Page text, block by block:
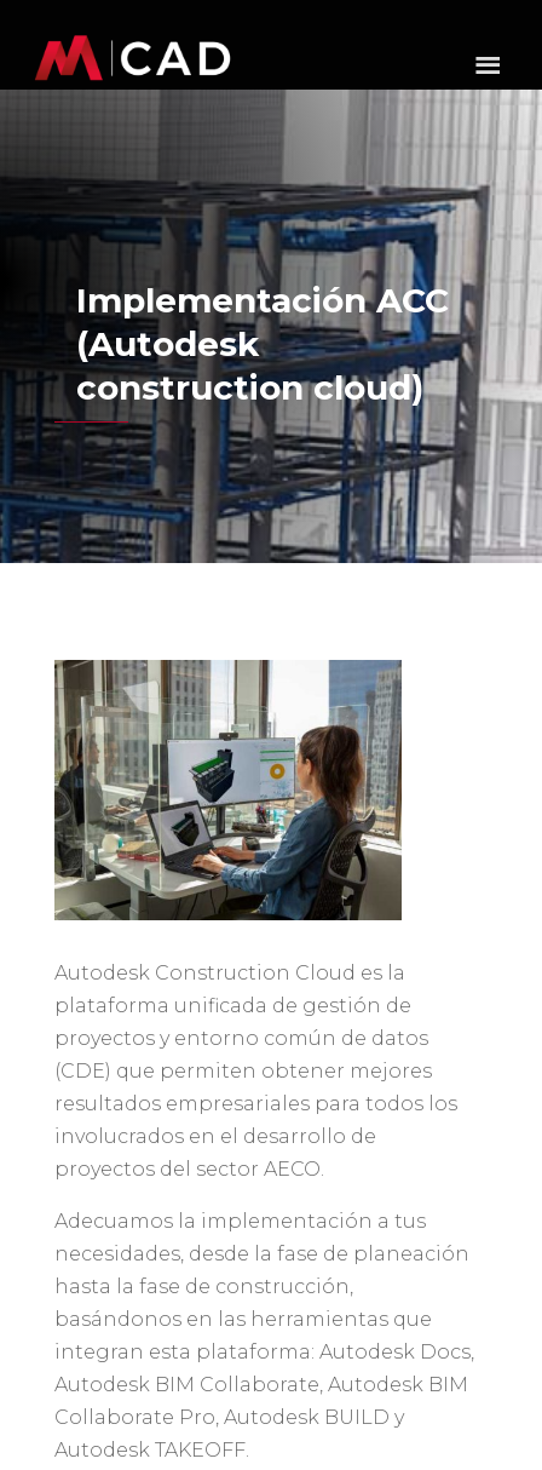
Implementación ACC
(Autodesk
construction cloud)
Autodesk Construction Cloud es la
plataforma unificada de gestión de
proyectos y entorno común de datos
(CDE) que permiten obtener mejores
resultados empresariales para todos los
involucrados en el desarrollo de
proyectos del sector AECO.
Adecuamos la implementación a tus
necesidades, desde la fase de planeación
hasta la fase de construcción,
basándonos en las herramientas que
integran esta plataforma: Autodesk Docs,
Autodesk BIM Collaborate, Autodesk BIM
Collaborate Pro, Autodesk BUILD y
Autodesk TAKEOFF.